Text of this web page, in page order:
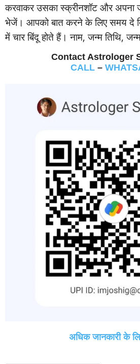
करवाकर उसका स्‍क्रीनशॉट और अपना
भेजें। आपको बात करने के लिए समय दे
में चार बिंदू होते हैं। नाम, जन्‍म तिथि,
Contact Astrologer
CALL –
अधिक जानकारी के